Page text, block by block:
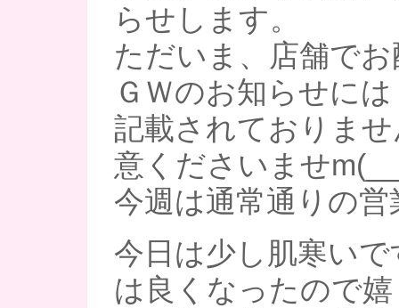
らせします。
ただいま、店舗で
ＧＷのお知らせには
記載されておりま
意くださいませ
今週は通常通りの営
今日は少し肌寒い
は良くなったので